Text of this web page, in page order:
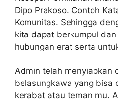
Dipo Prakoso. Contoh
Komunitas. Sehingga
kita dapat berkumpul
hubungan erat serta
Admin telah menyiapkan
belasungkawa yang bisa
kerabat atau teman mu.